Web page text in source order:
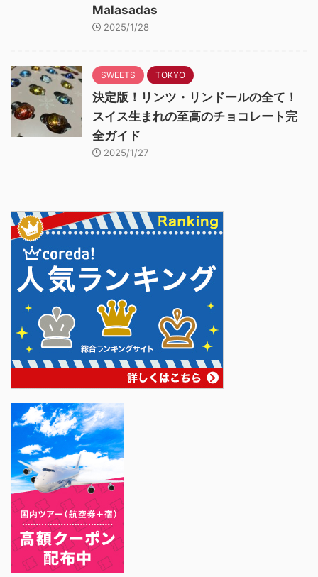
Malasadas
2025/1/28
SWEETS TOKYO
決定版！リンツ・リンドールの全て！
スイス生まれの至高のチョコレート完
全ガイド
2025/1/27